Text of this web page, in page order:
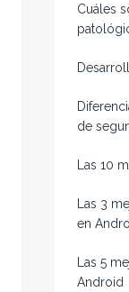
Cuáles
de
Las 10
Las 3
en
Las 5
Android